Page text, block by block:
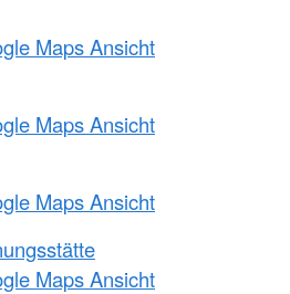
Maps Ansicht
Maps Ansicht
Maps Ansicht
Maps Ansicht